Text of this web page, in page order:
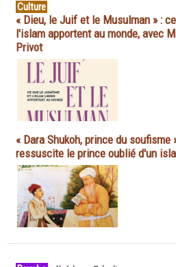
Culture
« Dieu, le Juif et le Musulman » :
l'islam apportent au monde, avec
Privot
« Dara Shukoh, prince du soufisme
ressuscite le prince oublié d'un